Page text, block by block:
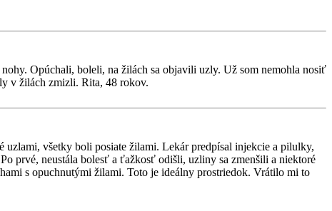
Opúchali, boleli, na žilách sa objavili uzly. Už som nemohla nosiť
v žilách zmizli. Rita, 48 rokov.
uzlami, všetky boli posiate žilami. Lekár predpísal injekcie a pilulky,
prvé, neustála bolesť a ťažkosť odišli, uzliny sa zmenšili a niektoré
s opuchnutými žilami. Toto je ideálny prostriedok. Vrátilo mi to